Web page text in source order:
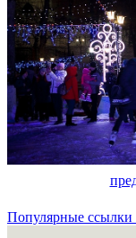
Популярные ссылки